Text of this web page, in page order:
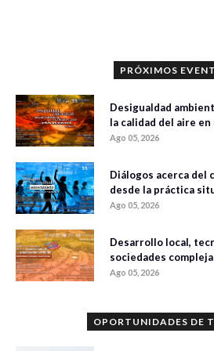
PRÓXIMOS
Desigualdad
la calidad del aire
Ago 05, 2026
Diálogos acerca del
desde la práctica
Ago 05, 2026
Desarrollo local,
sociedades
Ago 05, 2026
OPORTUNIDADES DE